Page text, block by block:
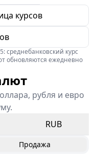
курсов
среднебанковский курс
обновляются ежедневно
рубля и евро
RUB
Продажа